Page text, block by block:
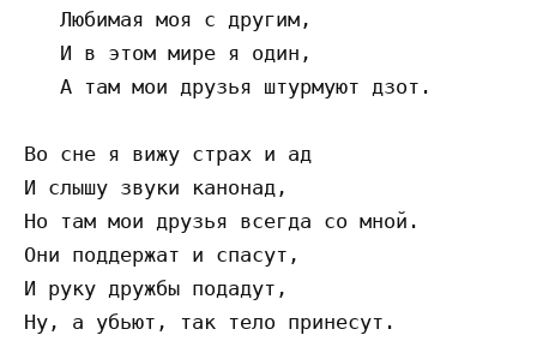
   Любимая моя с другим,
   И в этом мире я один,
   А там мои друзья штурмуют дзот.
Во сне я вижу страх и ад
И слышу звуки канонад,
Но там мои друзья всегда со мной.
Они поддержат и спасут,
И руку дружбы подадут,
Ну, а убьют, так тело принесут.